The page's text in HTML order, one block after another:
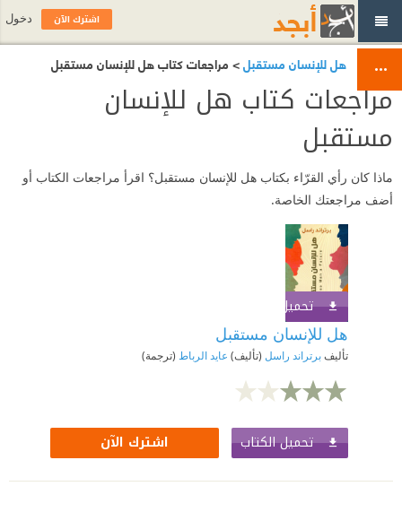
هل للإنسان مستقبل> مراجعات كتاب هل للإنسان مستقبل
مراجعات كتاب هل للإنسان
مستقبل
ماذا كان رأي القرّاء بكتاب هل للإنسان مستقبل؟ اقرأ مراجعات الكتاب أو
أضف مراجعتك الخاصة.
تحميل الكتاب
هل للإنسان مستقبل
تأليفبرتراند راسل (تأليف) عايد الرباط (ترجمة)
تحميل الكتاب اشترك الآن
اشترك الآن دخول